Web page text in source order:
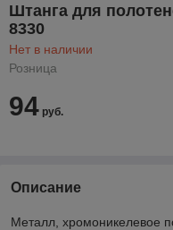
Штанга для
8330
Нет в наличии
Розница
94 руб.
Описание
Металл, хромоникелевое